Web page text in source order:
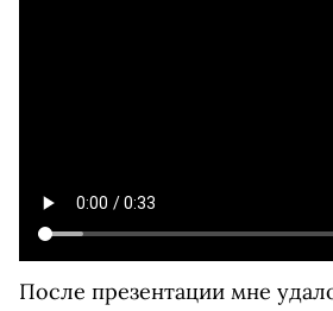
После презентации мне